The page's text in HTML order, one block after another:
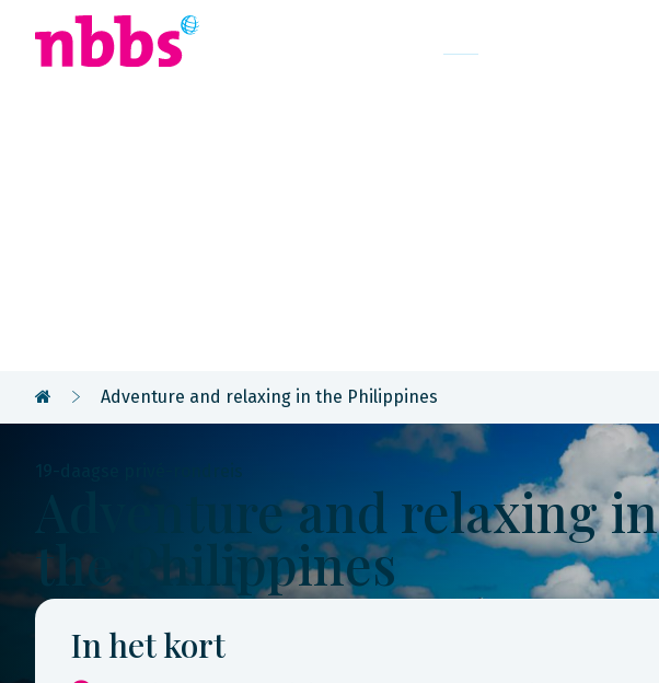
Adventure and relaxing in the Philippines
Adventure and relaxing in
the Philippines
In het kort